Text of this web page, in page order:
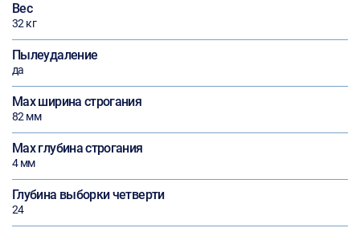
Вес
32 кг
Пылеудаление
да
Max ширина строгания
82 мм
Max глубина строгания
4 мм
Глубина выборки четверти
24